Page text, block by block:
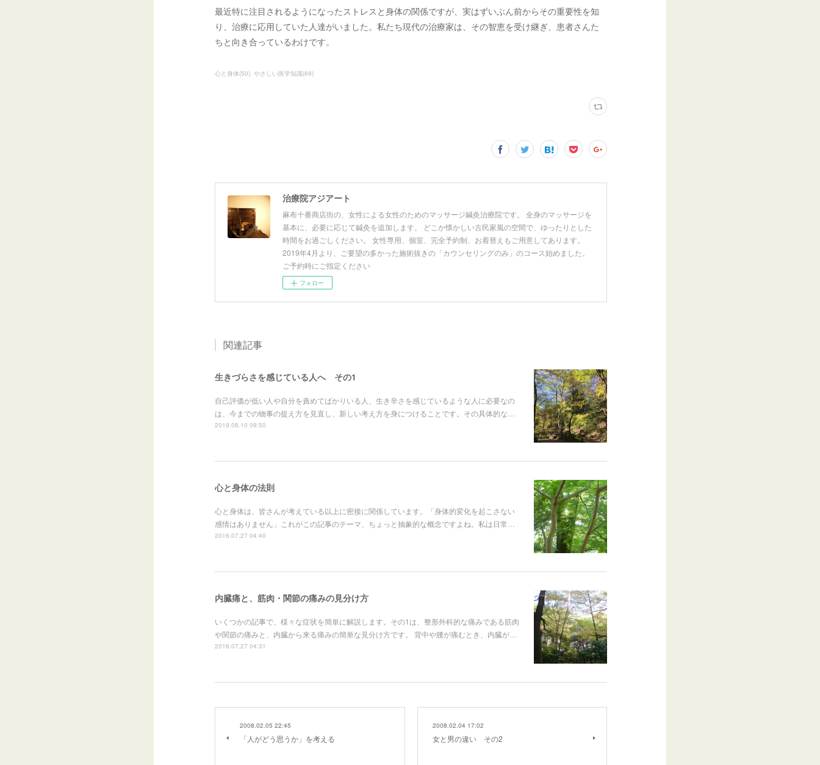
最近特に注目されるようになったストレスと身体の関係ですが、実はずいぶん前からその重要性を知
り、治療に応用していた人達がいました。私たち現代の治療家は、その智恵を受け継ぎ、患者さんた
ちと向き合っているわけです。
心と身体(50) やさしい医学知識(69)
治療院アジアート
麻布十番商店街の、女性による女性のためのマッサージ鍼灸治療院です。 全身のマッサージを
基本に、必要に応じて鍼灸を追加します。 どこか懐かしい古民家風の空間で、ゆったりとした
時間をお過ごしください。 女性専用、個室、完全予約制、お着替えもご用意してあります。
2019年4月より、ご要望の多かった施術抜きの「カウンセリングのみ」のコース始めました。
ご予約時にご指定ください
フォロー
関連記事
生きづらさを感じている人へ その1
自己評価が低い人や自分を責めてばかりいる人、生き辛さを感じているような人に必要なの
は、今までの物事の捉え方を見直し、新しい考え方を身につけることです。その具体的な…
2019.08.10 09:50
心と身体の法則
心と身体は、皆さんが考えている以上に密接に関係しています。「身体的変化を起こさない
感情はありません」これがこの記事のテーマ、ちょっと抽象的な概念ですよね。私は日常…
2016.07.27 04:40
内臓痛と、筋肉・関節の痛みの見分け方
いくつかの記事で、様々な症状を簡単に解説します。その1は、整形外科的な痛みである筋肉
や関節の痛みと、内臓から来る痛みの簡単な見分け方です。 背中や腰が痛むとき、内臓が…
2016.07.27 04:31
2008.02.05 22:45
「人がどう思うか」を考える
2008.02.04 17:02
女と男の違い その2